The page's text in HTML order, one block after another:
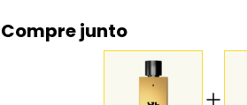
Compre junto